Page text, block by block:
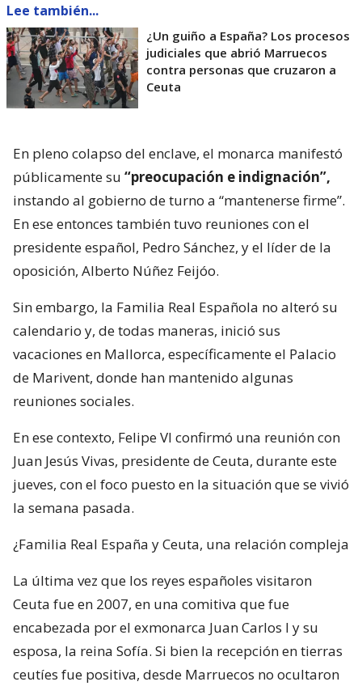
Lee también...
¿Un guiño a España? Los procesos
judiciales que abrió Marruecos
contra personas que cruzaron a
Ceuta
En pleno colapso del enclave, el monarca manifestó
públicamente su “preocupación e indignación”,
instando al gobierno de turno a “mantenerse firme”.
En ese entonces también tuvo reuniones con el
presidente español, Pedro Sánchez, y el líder de la
oposición, Alberto Núñez Feijóo.
Sin embargo, la Familia Real Española no alteró su
calendario y, de todas maneras, inició sus
vacaciones en Mallorca, específicamente el Palacio
de Marivent, donde han mantenido algunas
reuniones sociales.
En ese contexto, Felipe VI confirmó una reunión con
Juan Jesús Vivas, presidente de Ceuta, durante este
jueves, con el foco puesto en la situación que se vivió
la semana pasada.
¿Familia Real España y Ceuta, una relación compleja
La última vez que los reyes españoles visitaron
Ceuta fue en 2007, en una comitiva que fue
encabezada por el exmonarca Juan Carlos I y su
esposa, la reina Sofía. Si bien la recepción en tierras
ceutíes fue positiva, desde Marruecos no ocultaron